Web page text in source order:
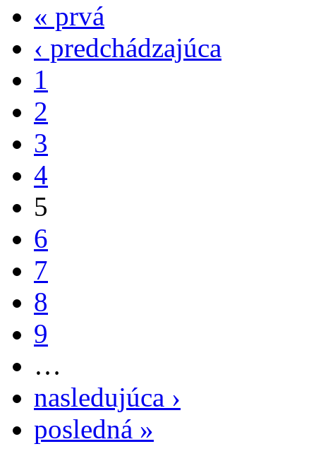
« prvá
‹ predchádzajúca
1
2
3
4
5
6
7
8
9
…
nasledujúca ›
posledná »